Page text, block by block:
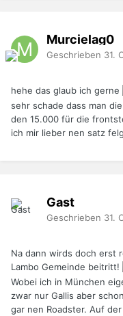
Murcielag0
Geschrieben 31.
hehe das glaub ich gerne
sehr schade dass man
den 15.000 für die
ich mir lieber nen satz
Gast
Geschrieben 31.
Na dann wirds doch erst
Lambo Gemeinde beitritt!
Wobei ich in München
zwar nur Gallis aber
gar nen Roadster. Auf